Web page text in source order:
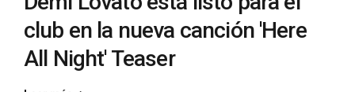
club en la nueva canción 'Here
All Night' Teaser